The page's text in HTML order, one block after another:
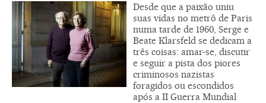
Desde que a paixão uniu
suas vidas no metrô de Paris
numa tarde de 1960, Serge e
Beate Klarsfeld se dedicam a
três coisas: amar-se, discutir
e seguir a pista dos piores
criminosos nazistas
foragidos ou escondidos
após a II Guerra Mundial